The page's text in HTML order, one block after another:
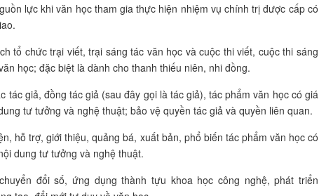
lực khi văn học tham gia thực hiện nhiệm vụ chính trị được cấp có
tổ chức trại viết, trại sáng tác văn học và cuộc thi viết, cuộc thi sáng
học; đặc biệt là dành cho thanh thiếu niên, nhi đồng.
tác giả, đồng tác giả (sau đây gọi là tác giả), tác phẩm văn học có giá
tư tưởng và nghệ thuật; bảo vệ quyền tác giả và quyền liên quan.
hỗ trợ, giới thiệu, quảng bá, xuất bản, phổ biến tác phẩm văn học có
dung tư tưởng và nghệ thuật.
đổi số, ứng dụng thành tựu khoa học công nghệ, phát triển